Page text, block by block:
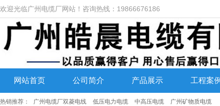
欢迎光临广州电缆厂网站！咨询热线：19866676186
网站首页 公司简介 产品展示 工程案
热销推荐： 广州电缆厂双菱电线 低压电力电缆 中高压电缆 广州矿物质电缆